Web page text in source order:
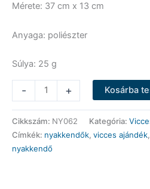
Mérete: 37 cm x 13 cm
Anyaga: poliészter
Súlya: 25 g
-
Nyakkendő
-
Senki
sem
tökéletes
+ Kosárba
Cikkszám: NY062 Kategória:
Címkék: nyakkendők, vicces ajándék,
nyakkendő